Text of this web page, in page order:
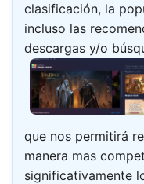
clasificación, la
incluso las
descargas y/o
que nos permitirá
manera mas
significativamente